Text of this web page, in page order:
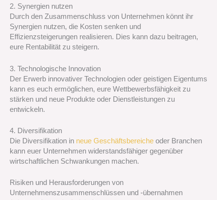
2. Synergien nutzen
Durch den Zusammenschluss von Unternehmen könnt ihr
Synergien nutzen, die Kosten senken und
Effizienzsteigerungen realisieren. Dies kann dazu beitragen,
eure Rentabilität zu steigern.
3. Technologische Innovation
Der Erwerb innovativer Technologien oder geistigen Eigentums
kann es euch ermöglichen, eure Wettbewerbsfähigkeit zu
stärken und neue Produkte oder Dienstleistungen zu
entwickeln.
4. Diversifikation
Die Diversifikation in neue Geschäftsbereiche oder Branchen
kann euer Unternehmen widerstandsfähiger gegenüber
wirtschaftlichen Schwankungen machen.
Risiken und Herausforderungen von
Unternehmenszusammenschlüssen und -übernahmen